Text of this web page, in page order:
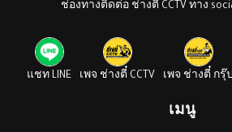
ช่องทางติดต่อ ช่างตี๋ CCTV ทาง
แชท LINE เพจ ช่างตี๋ CCTV เพจ ช่างตี๋ กรุ๊ป
เมนู